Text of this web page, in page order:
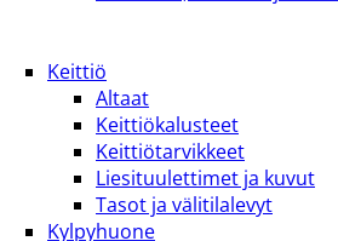
Keittiö
Altaat
Keittiökalusteet
Keittiötarvikkeet
Liesituulettimet ja kuvut
Tasot ja välitilalevyt
Kylpyhuone